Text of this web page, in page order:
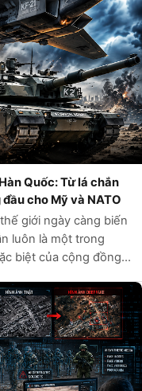
Quốc: Từ lá chắn
cho Mỹ và NATO
giới ngày càng biến
luôn là một trong
biệt của cộng đồng